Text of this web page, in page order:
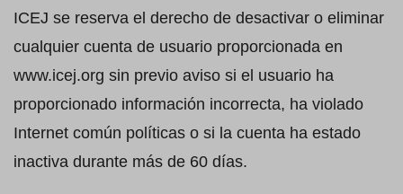
ICEJ se reserva el derecho de desactivar o eliminar
cualquier cuenta de usuario proporcionada en
www.icej.org sin previo aviso si el usuario ha
proporcionado información incorrecta, ha violado
Internet común políticas o si la cuenta ha estado
inactiva durante más de 60 días.